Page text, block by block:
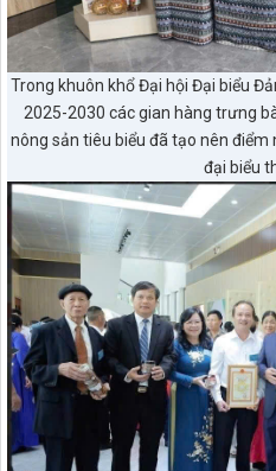
Trong khuôn khổ Đại hội Đại biểu
2025-2030 các gian hàng trưng
nông sản tiêu biểu đã tạo nên
đại biểu